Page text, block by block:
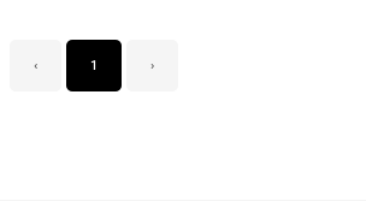
‹ 1 ›